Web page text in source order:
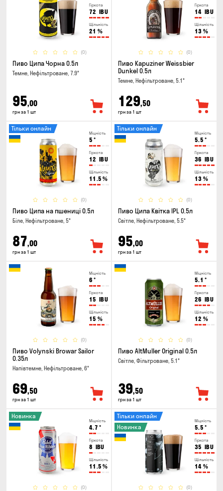
Гіркота
72 IBU
Щільність
21 %
(0)
Пиво Ципа Чорна 0.5л
Темне, Нефільтроване, 7.9°
95,00
грн за 1 шт
Гіркота
14 IBU
Щільність
13 %
(0)
Пиво Kapuziner Weissbier
Dunkel 0.5л
Темне, Нефільтроване, 5.1°
129,50
грн за 1 шт
Міцність
5 °
Гіркота
12 IBU
Щільність
11.5 %
(0)
Тільки онлайн
Пиво Ципа на пшениці 0.5л
Біле, Нефільтроване, 5°
87,00
грн за 1 шт
Міцність
5.5 °
Гіркота
36 IBU
Щільність
13 %
(0)
Тільки онлайн
Пиво Ципа Квітка IPL 0.5л
Світле, Нефільтроване, 5.5°
95,00
грн за 1 шт
Міцність
6 °
Гіркота
15 IBU
Щільність
15 %
(0)
Пиво Volynski Browar Sailor
0.35л
Напівтемне, Нефільтроване, 6°
69,50
грн за 1 шт
Міцність
5.1 °
Гіркота
26 IBU
Щільність
12 %
(0)
Пиво AltMuller Original 0.5л
Світле, Фільтроване, 5.1°
39,50
грн за 1 шт
Міцність
4.7 °
Гіркота
8 IBU
Щільність
11.5 %
(0)
Новинка
Міцність
5.5 °
Гіркота
35 IBU
Щільність
14 %
(0)
Тільки онлайн
Новинка